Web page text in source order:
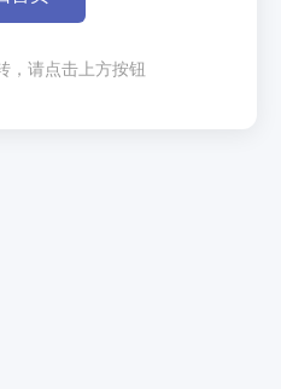
，请点击上方按钮